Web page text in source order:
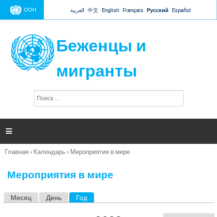
Jump to navigation
ООН العربية 中文 English Français Русский Español
Беженцы и
мигранты
п
и

Вы
Главная › Календарь › Мероприятия в мире
Мероприятия в мире
Месяц День Год